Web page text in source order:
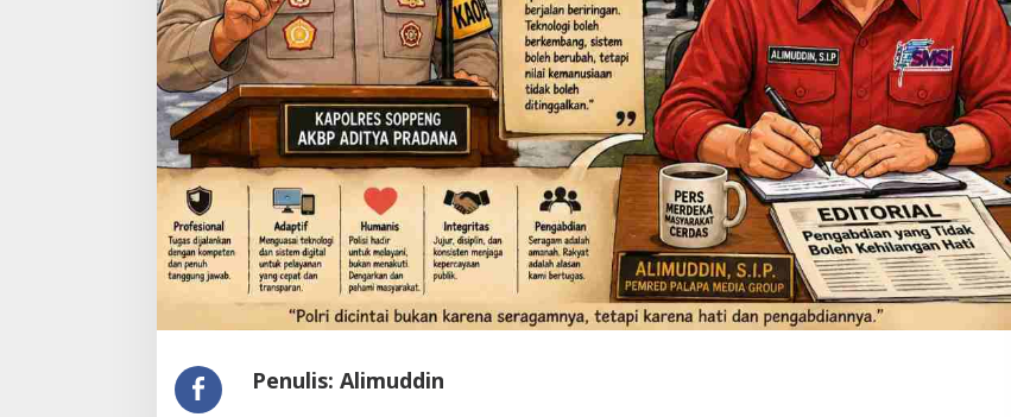
Penulis: Alimuddin
Menanti Penerus Beringin di Bumi
Latemmamala
Di Politik | Juni 22, 2026
Senyap Konsolidasi Menjelang
Musda Golkar Soppeng
Di Politik | Juni 22, 2026